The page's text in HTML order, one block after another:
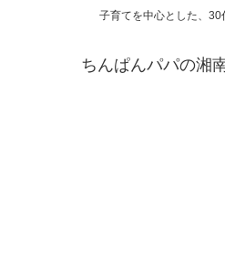
子育てを中心とした、30
ちんぱんパパの湘